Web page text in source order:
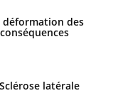
déformation des
latérale